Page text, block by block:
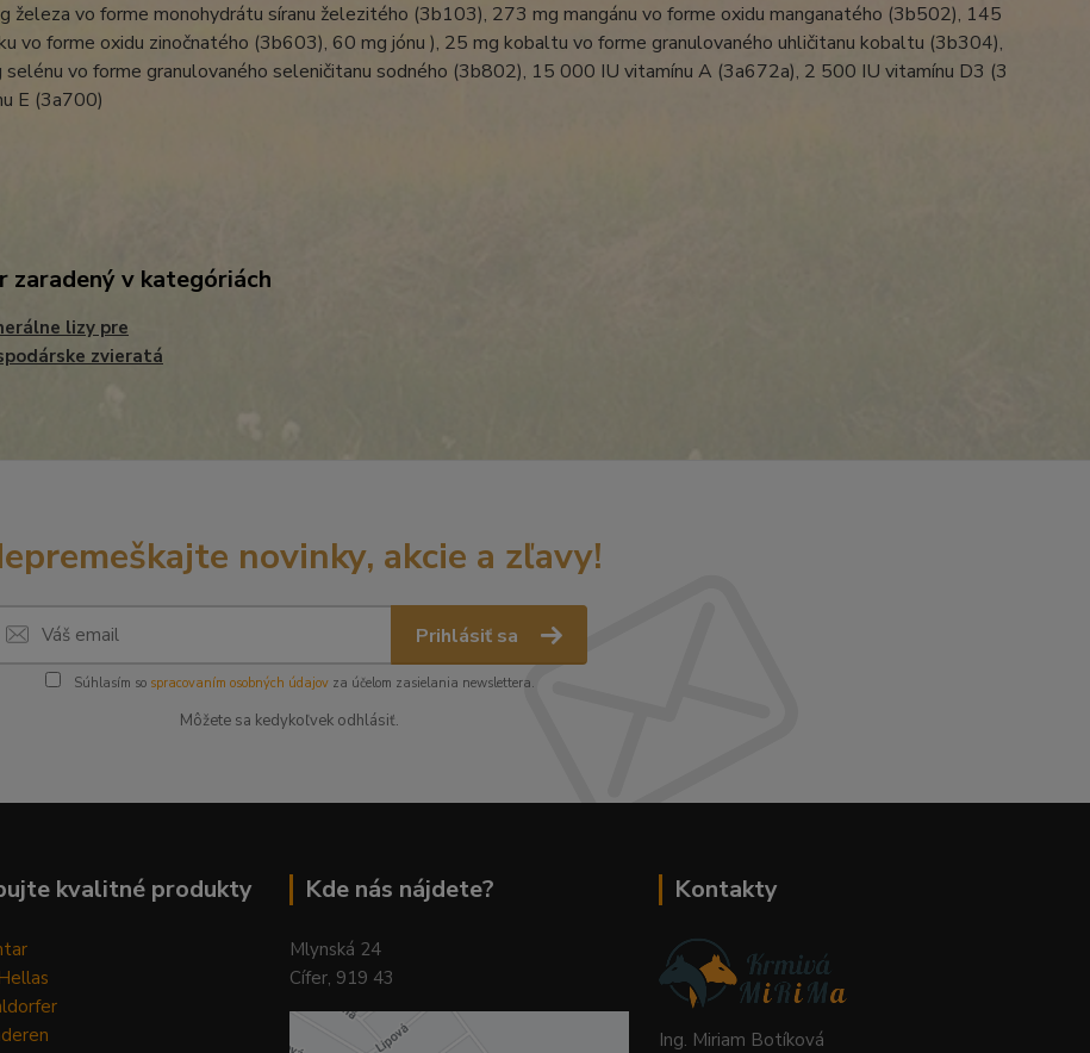
železa vo forme monohydrátu síranu železitého (3b103), 273 mg mangánu vo forme oxidu manganatého (3b502), 145
vo forme oxidu zinočnatého (3b603), 60 mg jónu ), 25 mg kobaltu vo forme granulovaného uhličitanu kobaltu (3b304),
selénu vo forme granulovaného seleničitanu sodného (3b802), 15 000 IU vitamínu A (3a672a), 2 500 IU vitamínu D3 (3
E (3a700)
zaradený v kategóriách
lizy pre
zvieratá
novinky, akcie a zľavy!
Prihlásiť sa
Súhlasím so spracovaním osobných údajovza účelom zasielania newslettera.
Môžete sa kedykoľvek odhlásiť.
kvalitné produkty Kde nás nájdete?
Mlynská 24
Cífer, 919 43
Kontakty
Ing. Miriam Botíková